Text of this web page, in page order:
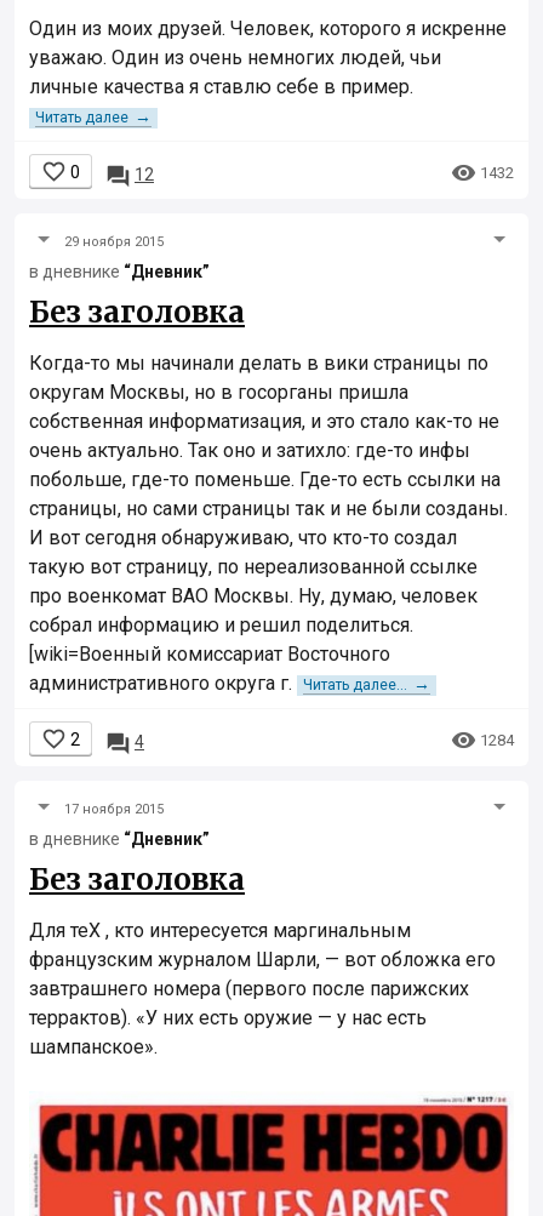
Один из моих друзей. Человек, которого я искренне
уважаю. Один из очень немногих людей, чьи
личные качества я ставлю себе в пример.
Читать далее →
 0  12  1432
29 ноября 2015
в дневнике “Дневник”
Без заголовка
Когда-то мы начинали делать в вики страницы по
округам Москвы, но в госорганы пришла
собственная информатизация, и это стало как-то не
очень актуально. Так оно и затихло: где-то инфы
побольше, где-то поменьше. Где-то есть ссылки на
страницы, но сами страницы так и не были созданы.
И вот сегодня обнаруживаю, что кто-то создал
такую вот страницу, по нереализованной ссылке
про военкомат ВАО Москвы. Ну, думаю, человек
собрал информацию и решил поделиться.
[wiki=Военный комиссариат Восточного
административного округа г.
Читать далее... →
 2  4  1284
17 ноября 2015
в дневнике “Дневник”
Без заголовка
Для теХ , кто интересуется маргинальным
французским журналом Шарли, — вот обложка его
завтрашнего номера (первого после парижских
террактов). «У них есть оружие — у нас есть
шампанское».